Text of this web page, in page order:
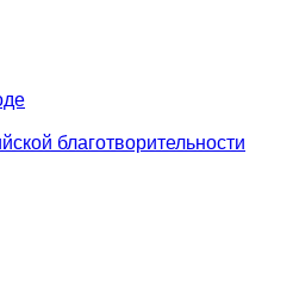
благотворительности